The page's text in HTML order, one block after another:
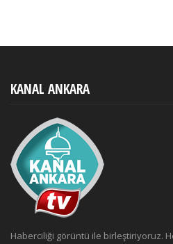
KANAL ANKARA
Haberciliği görüntü ile birleştiriyoruz.